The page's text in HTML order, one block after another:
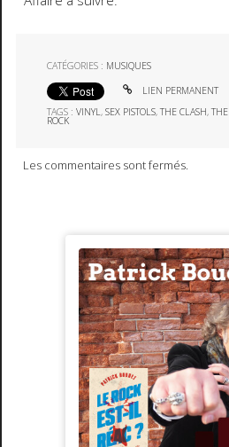
CATÉGORIES : MUSIQUES
LIEN PERMANENT
TAGS :VINYL,SEX PISTOLS,THE CLASH,
ROCK
Les commentaires sont fermés.